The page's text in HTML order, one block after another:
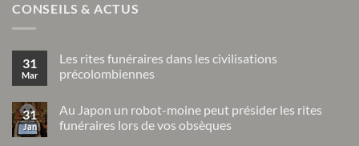
CONSEILS & ACTUS
31
Mar
Les rites funéraires dans les civilisations
précolombiennes
sur
Les
rites
31
Jan
Au Japon un robot-moine peut présider les rites
funéraires lors de vos obsèques